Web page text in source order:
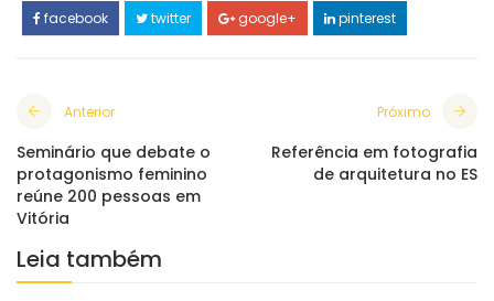
facebook twitter google+ pinterest
Anterior
Seminário que debate o
protagonismo feminino
reúne 200 pessoas em
Vitória
Próximo
Referência em fotografia
de arquitetura no ES
Leia também